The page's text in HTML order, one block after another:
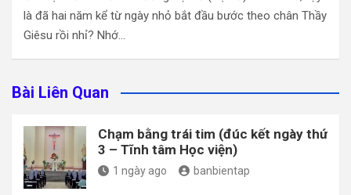
là đã hai năm kể từ ngày nhỏ bắt đầu bước theo chân Thầy
Giêsu rồi nhỉ? Nhớ…
Bài Liên Quan
Chạm bằng trái tim (đúc kết ngày thứ
3 – Tĩnh tâm Học viện)
1 ngày ago banbientap